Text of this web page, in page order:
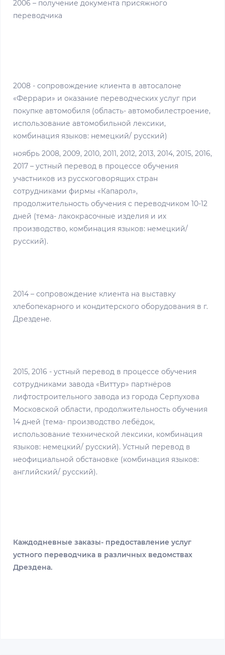
2006 – получение документа присяжного
переводчика
2008 - сопровождение клиента в автосалоне
«Феррари» и оказание переводческих услуг при
покупке автомобиля (область- автомобилестроение,
использование автомобильной лексики,
комбинация языков: немецкий/ русский)
ноябрь 2008, 2009, 2010, 2011, 2012, 2013, 2014, 2015, 2016,
2017 – устный перевод в процессе обучения
участников из русскоговорящих стран
сотрудниками фирмы «Капарол»,
продолжительность обучения с переводчиком 10-12
дней (тема- лакокрасочные изделия и их
производство, комбинация языков: немецкий/
русский).
2014 – сопровождение клиента на выставку
хлебопекарного и кондитерского оборудования в г.
Дрездене.
2015, 2016 - устный перевод в процессе обучения
сотрудниками завода «Виттур» партнёров
лифтостроительного завода из города Серпухова
Московской области, продолжительность обучения
14 дней (тема- производство лебёдок,
использование технической лексики, комбинация
языков: немецкий/ русский). Устный перевод в
неофициальной обстановке (комбинация языков:
английский/ русский).
Каждодневные заказы- предоставление услуг
устного переводчика в различных ведомствах
Дрездена.